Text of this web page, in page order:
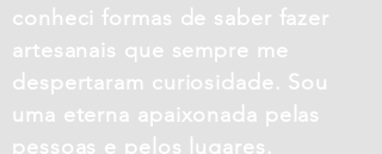
conheci formas de saber fazer
artesanais que sempre me
despertaram curiosidade. Sou
uma eterna apaixonada pelas
pessoas e pelos lugares.